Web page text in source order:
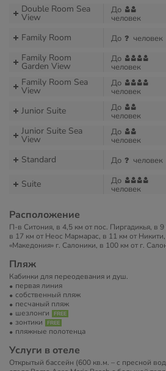
Double Room Sea
View
До
человек
Family Room До человек
Family Room
Garden View
До
человек
Family Room Sea
View
До
человек
Junior Suite До
человек
Junior Suite Sea
View
До
человек
Standard До человек
Suite До
человек
Расположение
П-в Ситония, в 4,5 км от пос. Пиргадикья, в
в 17 км от Неос Мармарас, в 11 км от
«Македония» г. Салоники, в 100 км от г.
Пляж
Кабинки для переодевания и душ.
первая линия
собственный пляж
песчаный пляж
шезлонги
зонтики
пляжные полотенца
Услуги в отеле
Открытый бассейн (600 кв.м. – с пресной